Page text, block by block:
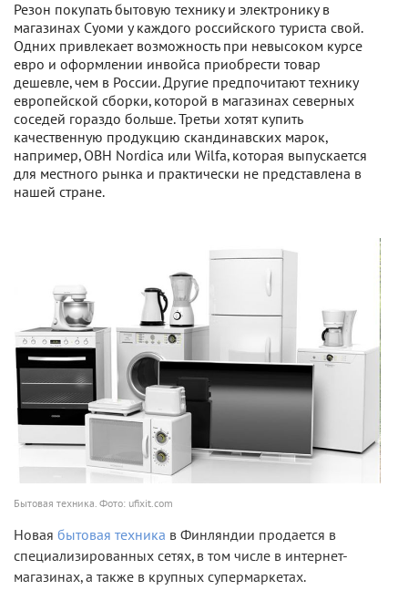
Резон покупать бытовую технику и электронику в
магазинах Суоми у каждого российского туриста свой.
Одних привлекает возможность при невысоком курсе
евро и оформлении инвойса приобрести товар
дешевле, чем в России. Другие предпочитают технику
европейской сборки, которой в магазинах северных
соседей гораздо больше. Третьи хотят купить
качественную продукцию скандинавских марок,
например, OBH Nordica или Wilfa, которая выпускается
для местного рынка и практически не представлена в
нашей стране.
Бытовая техника. Фото: ufixit.com
Новая бытовая техника в Финляндии продается в
специализированных сетях, в том числе в интернет-
магазинах, а также в крупных супермаркетах.